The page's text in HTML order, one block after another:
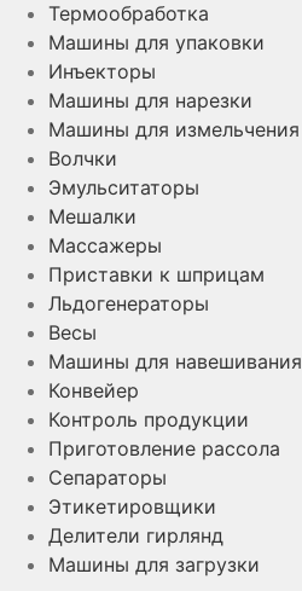
Термообработка
Машины для упаковки
Инъекторы
Машины для нарезки
Машины для измельчения
Волчки
Эмульситаторы
Мешалки
Массажеры
Приставки к шприцам
Льдогенераторы
Весы
Машины для навешивания
Конвейер
Контроль продукции
Приготовление рассола
Сепараторы
Этикетировщики
Делители гирлянд
Машины для загрузки